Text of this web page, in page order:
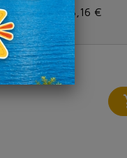
43,16 €